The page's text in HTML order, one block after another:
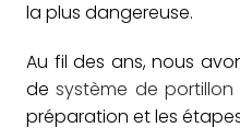
la plus dangereuse.
Au fil des ans, nous
desystème de portillon
préparation et les étapes